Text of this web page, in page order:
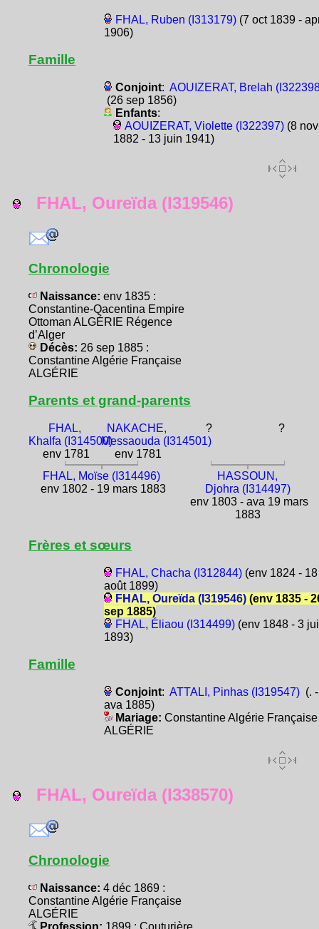
FHAL, Ruben (I313179)(7 oct 1839 -
1906)
Famille
Conjoint: AOUIZERAT, Brelah
(26 sep 1856)
Enfants:
AOUIZERAT, Violette (I322397)(8 nov
1882 - 13 juin 1941)
FHAL, Oureïda (I319546)
Chronologie
Naissance: env 1835 :
Constantine-Qacentina Empire
Ottoman ALGÉRIE Régence
d’Alger
Décès: 26 sep 1885 :
Constantine Algérie Française
ALGÉRIE
Parents et grand-parents
FHAL,
Khalfa (I314500)
env 1781
NAKACHE,
Messaouda (I314501)
env 1781
? ?
FHAL, Moïse (I314496)
env 1802 - 19 mars 1883
HASSOUN,
Djohra (I314497)
env 1803 - ava 19 mars
1883
Frères et sœurs
FHAL, Chacha (I312844)(env 1824 - 18
août 1899)
FHAL, Oureïda (I319546)(env 1835 -
sep 1885)
FHAL, Éliaou (I314499)(env 1848 - 3
1893)
Famille
Conjoint: ATTALI, Pinhas (I319547)(. -
ava 1885)
Mariage: Constantine Algérie Française
ALGÉRIE
FHAL, Oureïda (I338570)
Chronologie
Naissance: 4 déc 1869 :
Constantine Algérie Française
ALGÉRIE